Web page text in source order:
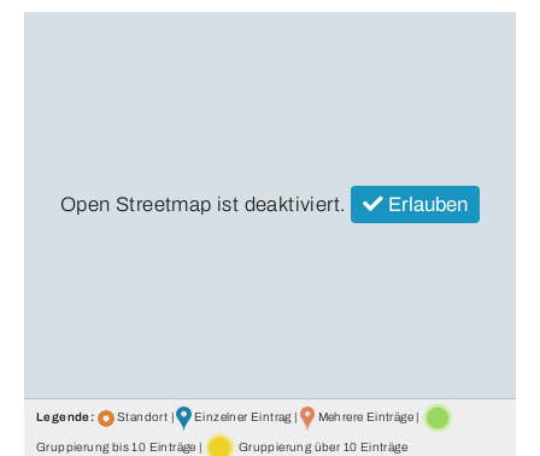
Open Streetmap ist deaktiviert. Erlauben
Legende: Standort | Einzelner Eintrag | Mehrere Einträge |
Gruppierung bis 10 Einträge | Gruppierung über 10 Einträge